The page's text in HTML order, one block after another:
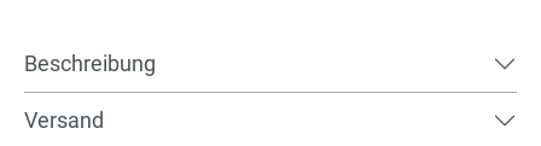
Beschreibung
Versand